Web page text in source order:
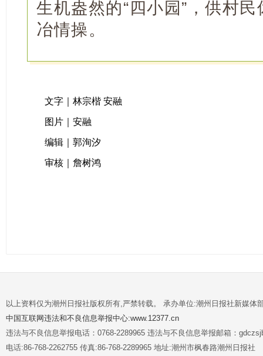
生机盎然的“四小园”，供村
冶情操。
文字｜林宗楷 安融
图片｜安融
编辑｜郭洵汐
审核｜詹树鸿
以上资料仅为潮州日报社版权所有,严禁转载。 承办单位:潮州日报社新媒体
中国互联网违法和不良信息举报中心:www.12377.cn
违法与不良信息举报电话：0768-2289965 违法与不良信息举报邮箱：
电话:86-768-2262755 传真:86-768-2289965 地址:潮州市枫春路潮州日报社